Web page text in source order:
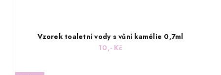
Vzorek toaletní vody s vůní kamélie 0,7ml
10,- Kč